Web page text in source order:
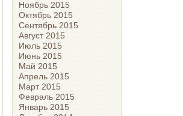
Ноябрь 2015
Октябрь 2015
Сентябрь 2015
Август 2015
Июль 2015
Июнь 2015
Май 2015
Апрель 2015
Март 2015
Февраль 2015
Январь 2015